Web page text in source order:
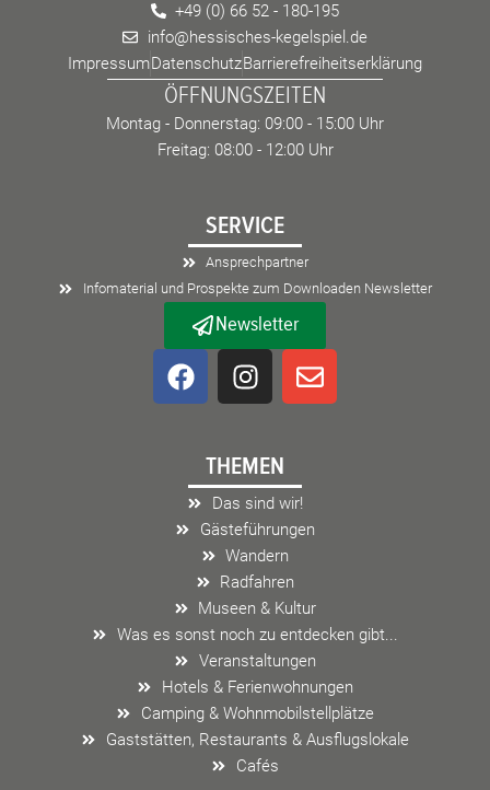
+49 (0) 66 52 - 180-195
info@hessisches-kegelspiel.de
ImpressumDatenschutzBarrierefreiheitserklärung
ÖFFNUNGSZEITEN
Montag - Donnerstag: 09:00 - 15:00 Uhr
Freitag: 08:00 - 12:00 Uhr
SERVICE
Ansprechpartner
Infomaterial und Prospekte zum Downloaden Newsletter
Newsletter
F
a
o
o
I
n
a
g
r
a
m
E
n
p
THEMEN
Das sind wir!
Gästeführungen
Wandern
Radfahren
Museen & Kultur
Was es sonst noch zu entdecken gibt...
Veranstaltungen
Hotels & Ferienwohnungen
Camping & Wohnmobilstellplätze
Gaststätten, Restaurants & Ausflugslokale
Cafés